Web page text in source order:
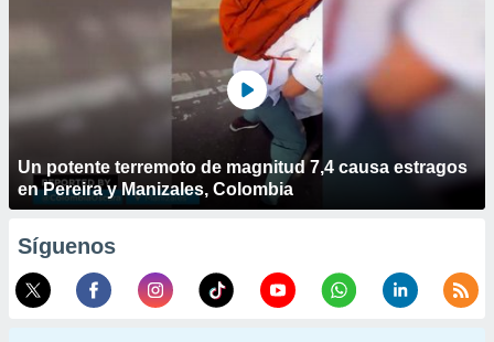
Un potente terremoto de magnitud 7,4 causa estragos
en Pereira y Manizales, Colombia
Síguenos